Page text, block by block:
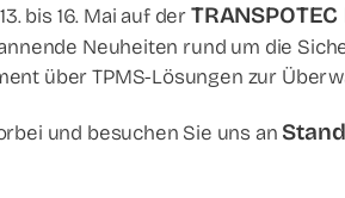
bis 16. Mai auf derTRANSPOTEC
Neuheiten rund um die
über TPMS-Lösungen zur
und besuchen Sie uns an